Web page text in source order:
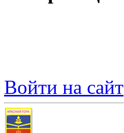
Войти на сайт